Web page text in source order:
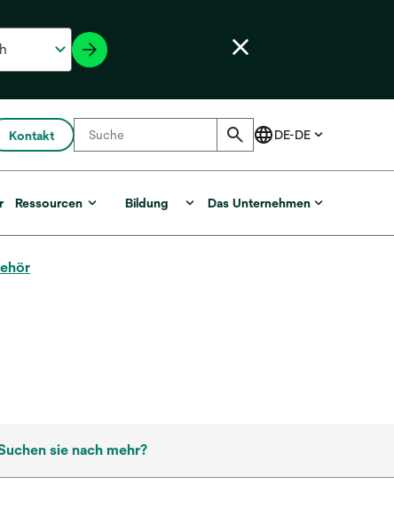
Kontakt
Ressourcen Bildung Das Unternehmen
sie nach mehr?